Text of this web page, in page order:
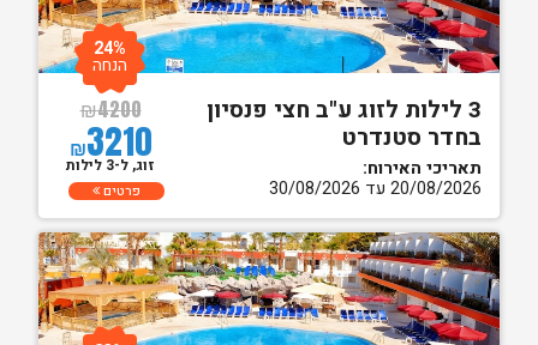
3 לילות לזוג ע"ב חצי פנסיון
בחדר סטנדרט
תאריכי האירוח:
20/08/2026 עד 30/08/2026
₪4200
₪3210
24%
הנחה
זוג, ל-3 לילות
פרטים